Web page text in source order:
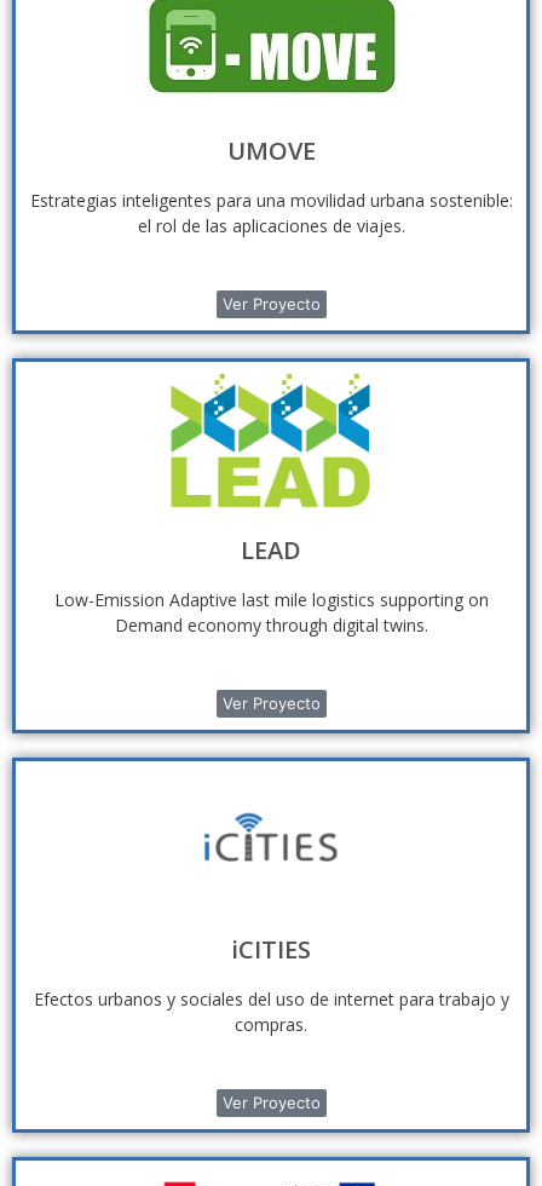
UMOVE
Estrategias inteligentes para una movilidad urbana sostenible:
el rol de las aplicaciones de viajes.
Ver Proyecto
LEAD
Low-Emission Adaptive last mile logistics supporting on
Demand economy through digital twins.
Ver Proyecto
iCITIES
Efectos urbanos y sociales del uso de internet para trabajo y
compras.
Ver Proyecto